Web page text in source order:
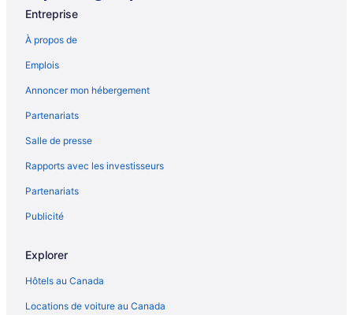
Entreprise
À propos de
Emplois
Annoncer mon hébergement
Partenariats
Salle de presse
Rapports avec les investisseurs
Partenariats
Publicité
Explorer
Hôtels au Canada
Locations de voiture au Canada